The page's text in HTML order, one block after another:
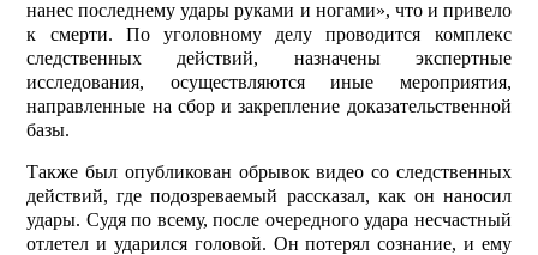
нанес последнему удары руками и ногами», что и привело
к смерти. По уголовному делу проводится комплекс
следственных действий, назначены экспертные
исследования, осуществляются иные мероприятия,
направленные на сбор и закрепление доказательственной
базы.
Также был опубликован обрывок видео со следственных
действий, где подозреваемый рассказал, как он наносил
удары. Судя по всему, после очередного удара несчастный
отлетел и ударился головой. Он потерял сознание, и ему